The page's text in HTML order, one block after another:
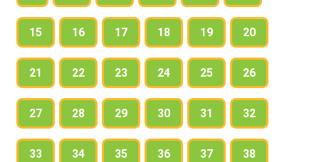
15 16 17 18 19 20
21 22 23 24 25 26
27 28 29 30 31 32
33 34 35 36 37 38